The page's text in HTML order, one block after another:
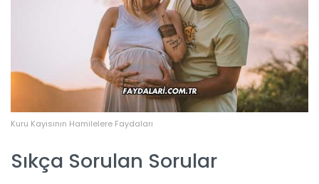
Kuru Kayısının Hamilelere Faydaları
Sıkça Sorulan Sorular